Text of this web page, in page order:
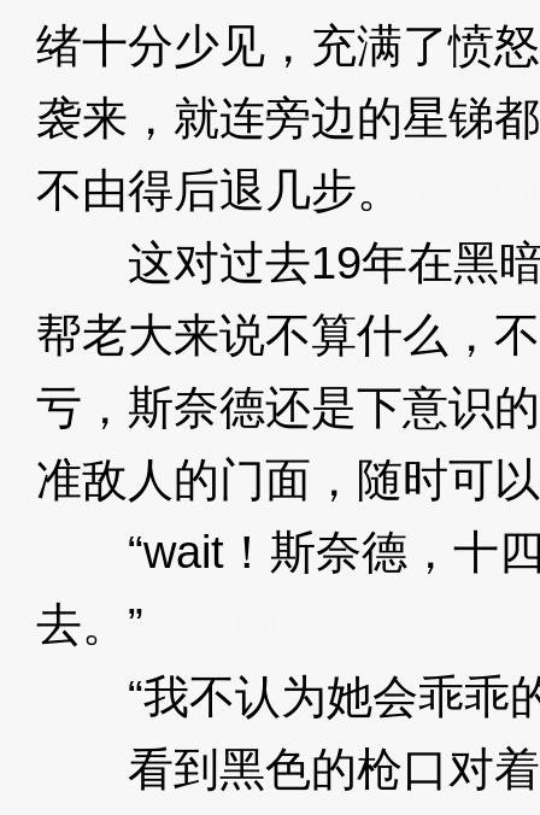
绪十分少见，充满了愤
袭来，就连旁边的星锑
不由得后退几步。
这对过去19年在黑暗
帮老大来说不算什么，
亏，斯奈德还是下意识
准敌人的门面，随时可
“wait！斯奈德，十四
去。”
“我不认为她会乖乖
看到黑色的枪口对着